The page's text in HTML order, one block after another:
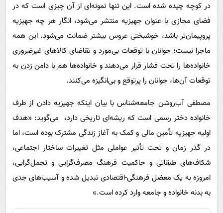
در کوچه چیده شده است. این تنها نمونه‌ای از آن چیزی است که در
فضای مجازی با عنوان جهیزیه منتشر می‌شود، انگار هر چه جهیزیه
پروپیمان‌تر باشد، خوشبختی عروس بیشتر ضمانت می‌شود. این همه
ماجرا نیست؛ جوانان با توقعات بی‌مورد و تقاضای کالاهای غیرضروری
خانواده‌ها را تحت فشار قرار می‌دهند و خانواده‌ها هم با دامن زدن به
توقعات آن‌ها، جوانان را پرتوقع و بی‌انگیزه می‌کنند.
مصطفی آب‌روشن جامعه‌شناس با بیان اینکه جهیزیه دادن از طرف
خانواده دختر رسمی است که ریشه‌ای تاریخی دارد، می‌گوید: «هدف
اولیه جهیزیه تأمین مالی و کمک به آغاز زندگی مشترک بوده است، اما
در گذر زمان و تحت تأثیر عواملی مثل تغییرات ساختار اجتماعی،
شکاف‌های طبقاتی و حاکمیت فرهنگ مصرف‌گرایی و تجمل‌گرایی،
امروزه به یک معضل فرهنگی-اقتصادی تبدیل شده و آسیب‌های جدی
به بدنه خانواده و جامعه وارد کرده است.»